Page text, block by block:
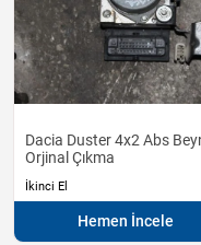
Dacia Duster 4x2 Abs
Orjinal Çıkma
İkinci El
Hemen İncele